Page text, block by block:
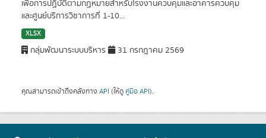
เพื่อการปฏิบัติตามกฏหมายสำหรับโรงงานควบคุมและอาคารควบคุม
และศูนย์บริการวิชาการที่ 1-10...
XLSX
กลุ่มพัฒนาระบบบริหาร 31 กรกฎาคม 2569
คุณสามารถเข้าถึงคลังทาง API (ให้ดู คู่มือ API).